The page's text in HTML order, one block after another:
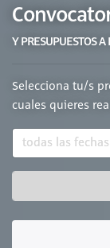
Y PRESUPUESTOS A
Selecciona tu/s
cuales quieres